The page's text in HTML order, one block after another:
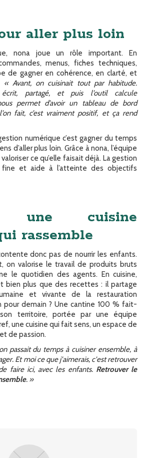
aller plus loin
nona joue un rôle important. En
menus, fiches techniques,
de gagner en cohérence, en clarté, et
« Avant, on cuisinait tout par habitude.
partagé, et puis l’outil calcule
permet d’avoir un tableau de bord
fait, c’est vraiment positif, et ça rend
numérique c’est gagner du temps
d’aller plus loin. Grâce à nona, l’équipe
ce qu’elle faisait déjà. La gestion
et aide à l’atteinte des objectifs
une cuisine
rassemble
donc pas de nourrir les enfants.
on valorise le travail de produits bruts
le quotidien des agents. En cuisine,
bien plus que des recettes : il partage
et vivante de la restauration
pour demain ? Une cantine 100 % fait-
territoire, portée par une équipe
une cuisine qui fait sens, un espace de
de passion.
passait du temps à cuisiner ensemble, à
Et moi ce que j'aimerais, c'est retrouver
faire ici, avec les enfants. Retrouver le
. »